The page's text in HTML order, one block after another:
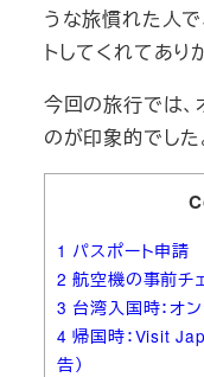
うな旅慣れた人
トしてくれてあり
今回の旅行では、
のが印象的でした
1 パスポート申請
2 航空機の事前チ
3 台湾入国時：オ
4 帰国時：Visit
告）